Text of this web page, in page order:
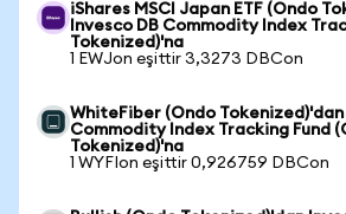
iShares MSCI Japan ETF (Ondo
Invesco DB Commodity Index
Tokenized)'na
1 EWJon eşittir 3,3273 DBCon
WhiteFiber (Ondo Tokenized)'dan
Commodity Index Tracking Fund
Tokenized)'na
1 WYFIon eşittir 0,926759 DBCon